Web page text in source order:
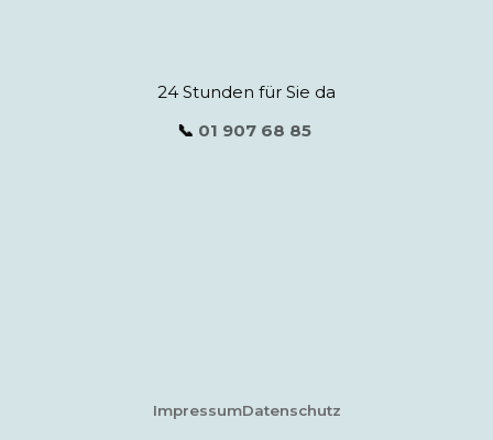
24 Stunden für Sie da
📞 01 907 68 85
ImpressumDatenschutz